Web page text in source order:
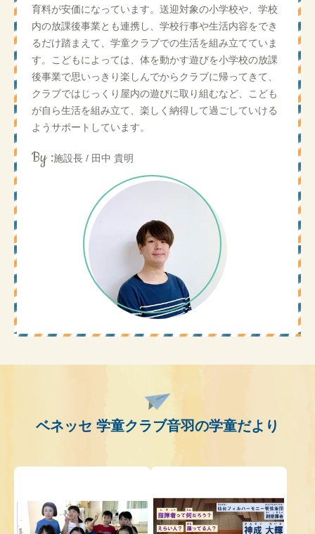
育料が安価になっています。送迎対象の小学校や、学校
内の放課後事業とも連携し、学校行事や生活内容をでき
るだけ踏まえて、学童クラブでの生活を組み立てていま
す。こどもによっては、体を動かす遊びを小学校の放課
後事業で思いっきり楽しんでからクラブに帰ってきて、
クラブではじっくり屋内の遊びに取り組むなど、こども
が自ら生活を組み立て、楽しく納得して過ごしていける
ようサポートしています。
By :施設長 / 田中 貴明
ベネッセ 学童クラブ音羽の学童だより